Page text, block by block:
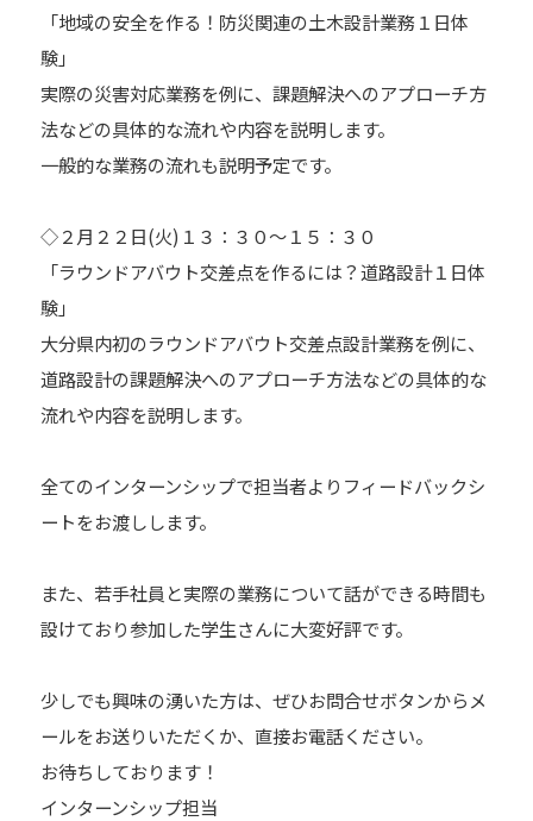
「地域の安全を作る！防災関連の土木設計業務１日体
験」
実際の災害対応業務を例に、課題解決へのアプローチ方
法などの具体的な流れや内容を説明します。
一般的な業務の流れも説明予定です。
◇２月２２日(火)１３：３０～１５：３０
「ラウンドアバウト交差点を作るには？道路設計１日体
験」
大分県内初のラウンドアバウト交差点設計業務を例に、
道路設計の課題解決へのアプローチ方法などの具体的な
流れや内容を説明します。
全てのインターンシップで担当者よりフィードバックシ
ートをお渡しします。
また、若手社員と実際の業務について話ができる時間も
設けており参加した学生さんに大変好評です。
少しでも興味の湧いた方は、ぜひお問合せボタンからメ
ールをお送りいただくか、直接お電話ください。
お待ちしております！
インターンシップ担当